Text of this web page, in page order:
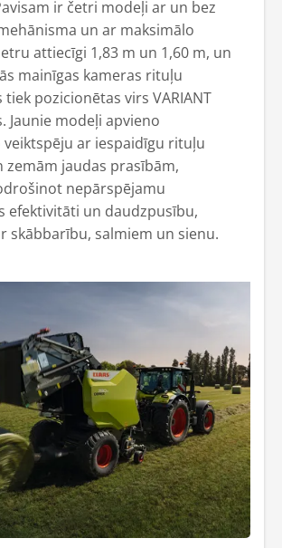
ir četri modeļi ar un bez
un ar maksimālo
attiecīgi 1,83 m un 1,60 m, un
mainīgas kameras rituļu
tiek pozicionētas virs VARIANT
Jaunie modeļi apvieno
veiktspēju ar iespaidīgu rituļu
zemām jaudas prasībām,
nepārspējamu
efektivitāti un daudzpusību,
skābbarību, salmiem un sienu.